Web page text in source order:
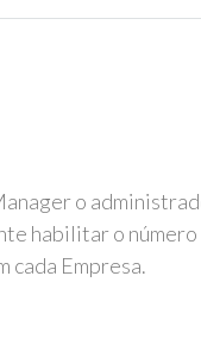
o
habilitar o número
cada Empresa.